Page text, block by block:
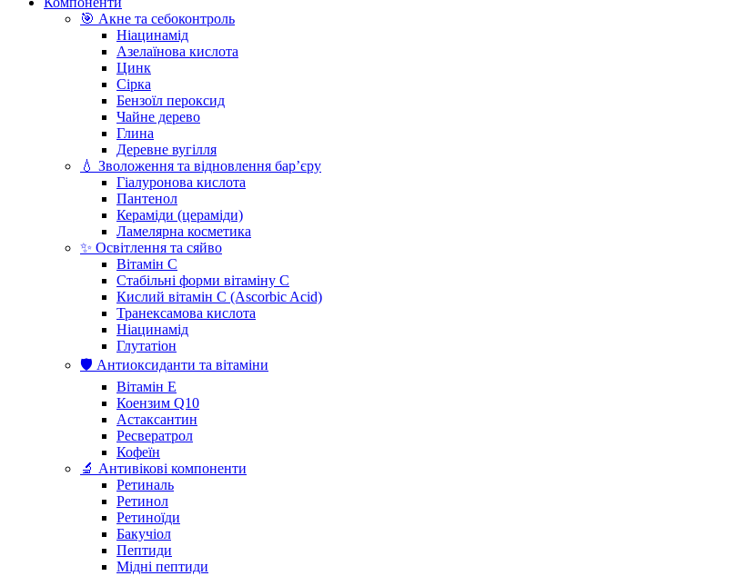
🎯 Акне та себоконтроль
Ніацинамід
Азелаїнова кислота
Цинк
Сірка
Бензоїл пероксид
Чайне дерево
Глина
Деревне вугілля
💧 Зволоження та відновлення бар’єру
Гіалуронова кислота
Пантенол
Кераміди (цераміди)
Ламелярна косметика
✨ Освітлення та сяйво
Вітамін С
Стабільні форми вітаміну С
Кислий вітамін С (Ascorbic Acid)
Транексамова кислота
Ніацинамід
Глутатіон
🛡️ Антиоксиданти та вітаміни
Вітамін Е
Коензим Q10
Астаксантин
Ресвератрол
Кофеїн
🔬 Антивікові компоненти
Ретиналь
Ретинол
Ретиноїди
Бакучіол
Пептиди
Мідні пептиди